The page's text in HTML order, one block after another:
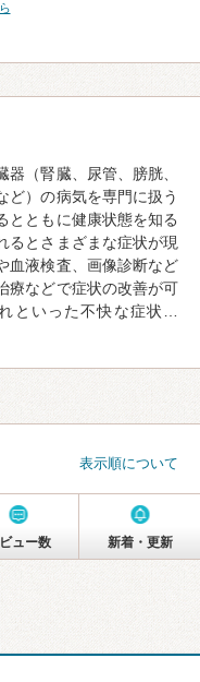
（腎臓、尿管、膀胱、
ど）の病気を専門に扱う
とともに健康状態を知る
るとさまざまな症状が現
血液検査、画像診断など
療などで症状の改善が可
といった不快な症状…
表示順について
ュー数 新着・更新